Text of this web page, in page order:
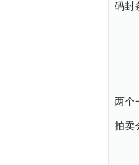
码封
★
★
两个
拍卖
★